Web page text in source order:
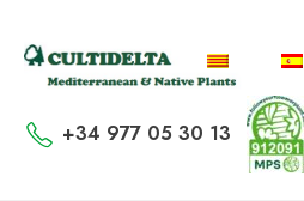
+34 977 05 30 13